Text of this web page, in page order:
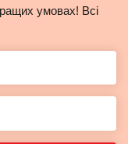
умовах! Всі